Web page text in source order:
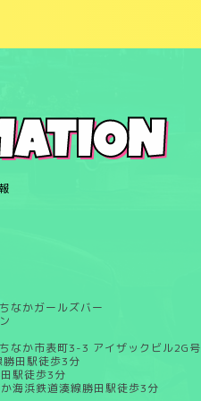
なかガールズバー
なか市表町3-3 アイザックビル2G号
勝田駅徒歩3分
駅徒歩3分
海浜鉄道湊線勝田駅徒歩3分